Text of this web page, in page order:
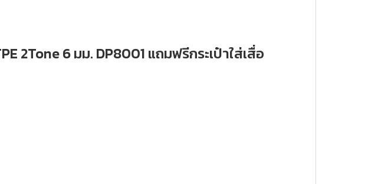
2Tone 6 มม. DP8001 แถมฟรีกระเป๋าใส่เสื่อ